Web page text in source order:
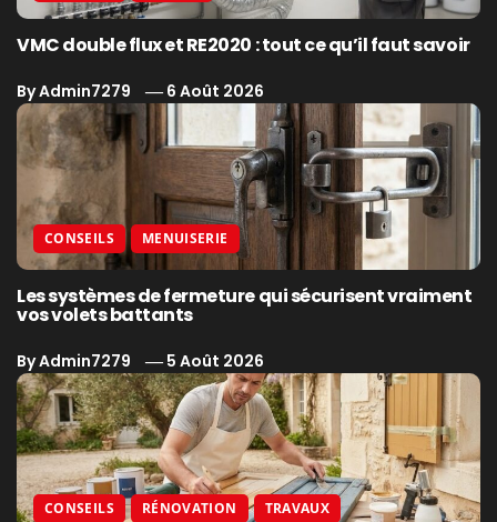
VMC double flux et RE2020 : tout ce qu’il faut savoir
ByAdmin7279 6 Août 2026
CONSEILS MENUISERIE
Les systèmes de fermeture qui sécurisent vraiment
vos volets battants
ByAdmin7279 5 Août 2026
CONSEILS RÉNOVATION TRAVAUX